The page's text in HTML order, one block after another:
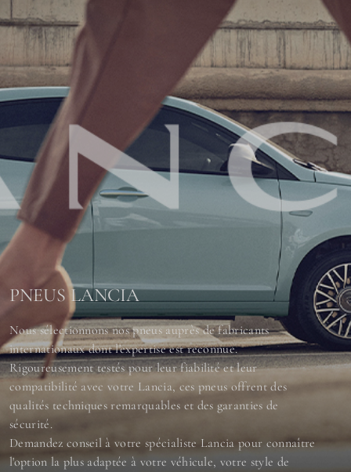
PNEUS LANCIA
Nous sélectionnons nos pneus auprès de fabricants
internationaux dont l'expertise est reconnue.
Rigoureusement testés pour leur fiabilité et leur
compatibilité avec votre Lancia, ces pneus offrent des
qualités techniques remarquables et des garanties de
sécurité.
Demandez conseil à votre spécialiste Lancia pour connaître
l'option la plus adaptée à votre véhicule, votre style de